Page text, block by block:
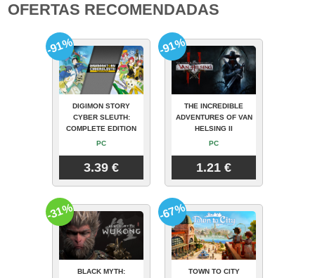
OFERTAS RECOMENDADAS
DIGIMON STORY
CYBER SLEUTH:
COMPLETE EDITION
PC
3.39 €
-91%
THE INCREDIBLE
ADVENTURES OF VAN
HELSING II
PC
1.21 €
-91%
BLACK MYTH:
-31%
TOWN TO CITY
-67%